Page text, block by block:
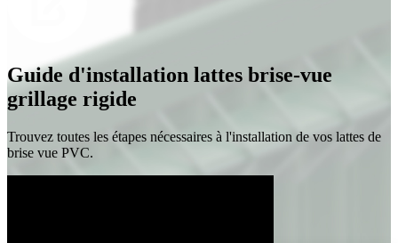
Guide d'installation lattes brise-vue
grillage rigide
Trouvez toutes les étapes nécessaires à l'installation de vos lattes de
brise vue PVC.